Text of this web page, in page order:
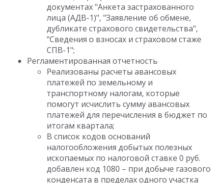
документах "Анкета застрахованного
лица (АДВ-1)", "Заявление об обмене,
дубликате страхового свидетельства",
"Сведения о взносах и страховом стаже
СПВ-1";
Регламентированная отчетность
Реализованы расчеты авансовых
платежей по земельному и
транспортному налогам, которые
помогут исчислить сумму авансовых
платежей для перечисления в бюджет по
итогам квартала;
В список кодов оснований
налогообложения добытых полезных
ископаемых по налоговой ставке 0 руб.
добавлен код 1080 – при добыче газового
конденсата в пределах одного участка